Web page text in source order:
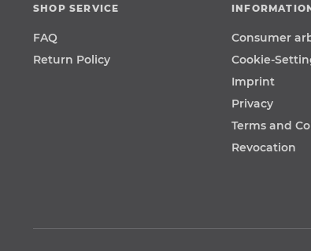
SHOP SERVICE
FAQ
Return Policy
Consumer
Cookie-
Imprint
Privacy
Terms and
Revocation